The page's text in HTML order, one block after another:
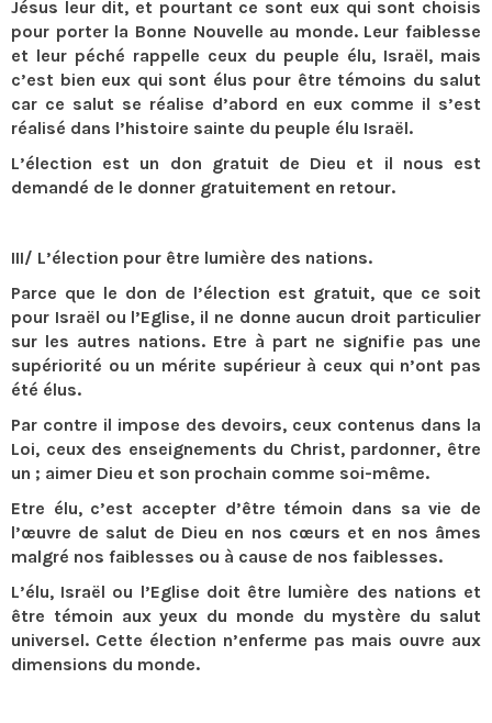
Jésus leur dit, et pourtant ce sont eux qui sont choisis
pour porter la Bonne Nouvelle au monde. Leur faiblesse
et leur péché rappelle ceux du peuple élu, Israël, mais
c’est bien eux qui sont élus pour être témoins du salut
car ce salut se réalise d’abord en eux comme il s’est
réalisé dans l’histoire sainte du peuple élu Israël.
L’élection est un don gratuit de Dieu et il nous est
demandé de le donner gratuitement en retour.
III/ L’élection pour être lumière des nations.
Parce que le don de l’élection est gratuit, que ce soit
pour Israël ou l’Eglise, il ne donne aucun droit particulier
sur les autres nations. Etre à part ne signifie pas une
supériorité ou un mérite supérieur à ceux qui n’ont pas
été élus.
Par contre il impose des devoirs, ceux contenus dans la
Loi, ceux des enseignements du Christ, pardonner, être
un ; aimer Dieu et son prochain comme soi-même.
Etre élu, c’est accepter d’être témoin dans sa vie de
l’œuvre de salut de Dieu en nos cœurs et en nos âmes
malgré nos faiblesses ou à cause de nos faiblesses.
L’élu, Israël ou l’Eglise doit être lumière des nations et
être témoin aux yeux du monde du mystère du salut
universel. Cette élection n’enferme pas mais ouvre aux
dimensions du monde.